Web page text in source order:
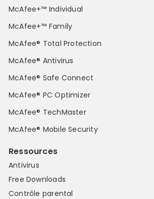
McAfee+™ Individual
McAfee+™ Family
McAfee® Total Protection
McAfee® Antivirus
McAfee® Safe Connect
McAfee® PC Optimizer
McAfee® TechMaster
McAfee® Mobile Security
Ressources
Antivirus
Free Downloads
Contrôle parental